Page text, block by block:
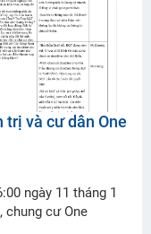
trị và cư dân One
ngày 11 tháng 1
chung cư One